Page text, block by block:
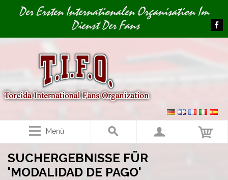
Image 01Der Ersten Internationalen Organisation Im
Dienst Der Fans
Menü
SUCHERGEBNISSE FÜR
'MODALIDAD DE PAGO'